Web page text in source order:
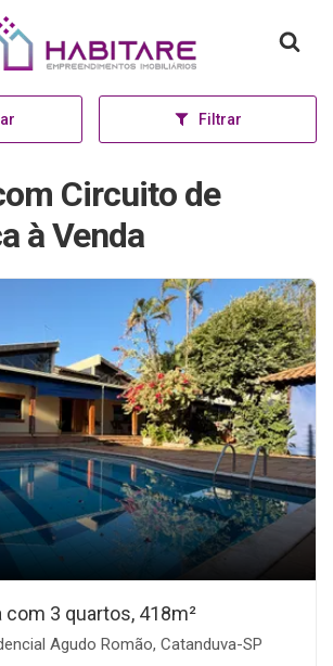
inicial
Filtrar
Circuito de
à Venda
com 3 quartos, 418m²
Agudo Romão, Catanduva-SP